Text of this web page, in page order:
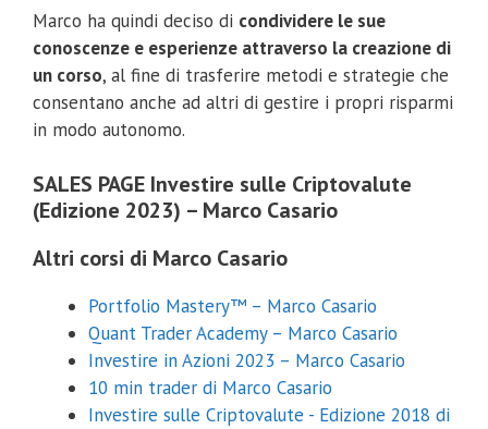
Marco ha quindi deciso di condividere le sue
conoscenze e esperienze attraverso la creazione di
un corso, al fine di trasferire metodi e strategie che
consentano anche ad altri di gestire i propri risparmi
in modo autonomo.
SALES PAGE Investire sulle Criptovalute
(Edizione 2023) – Marco Casario
Altri corsi di Marco Casario
Portfolio Mastery™ – Marco Casario
Quant Trader Academy – Marco Casario
Investire in Azioni 2023 – Marco Casario
10 min trader di Marco Casario
Investire sulle Criptovalute - Edizione 2018 di